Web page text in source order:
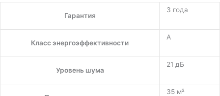
Гарантия
3 года
Класс энергоэффективности
A
Уровень шума
21 дБ
35 м²